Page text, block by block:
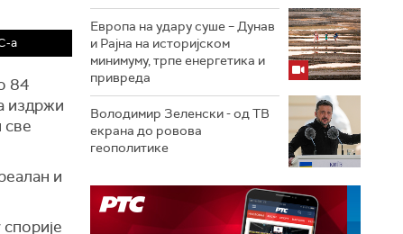
а
84
издржи
све
и
Европа на удару суше – Дунав
и Рајна на историјском
минимуму, трпе енергетика и
привреда
Володимир Зеленски - од ТВ
екрана до ровова
геополитике